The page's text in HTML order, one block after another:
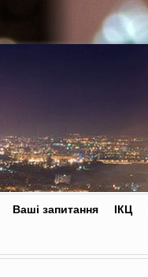
Ваші запитання ІКЦ